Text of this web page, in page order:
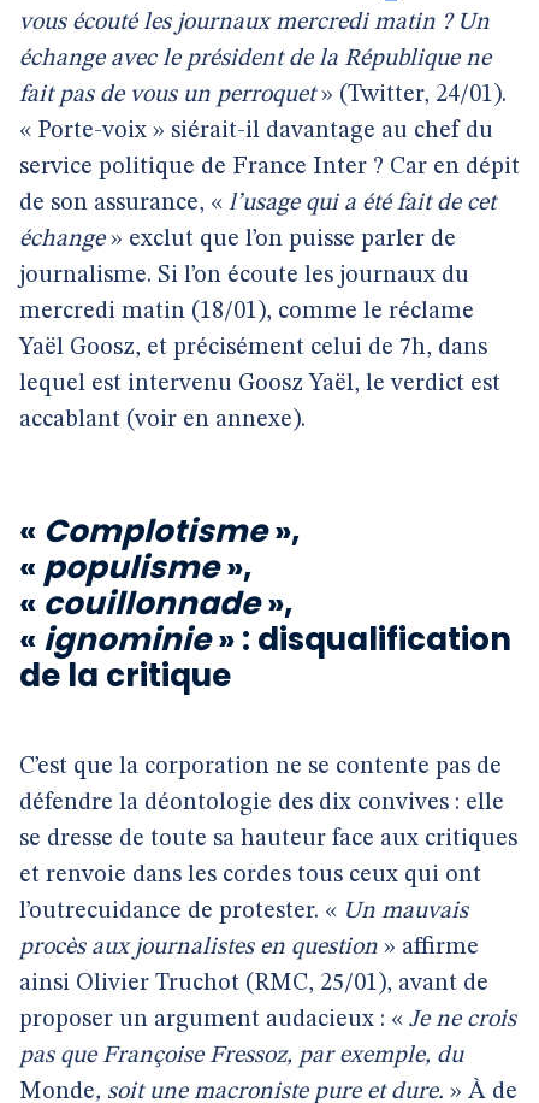
vous écouté les journaux mercredi matin ? Un
échange avec le président de la République ne
fait pas de vous un perroquet» (Twitter, 24/01).
« Porte-voix » siérait-il davantage au chef du
service politique de France Inter ? Car en dépit
de son assurance, « l’usage qui a été fait de cet
échange» exclut que l’on puisse parler de
journalisme. Si l’on écoute les journaux du
mercredi matin (18/01), comme le réclame
Yaël Goosz, et précisément celui de 7h, dans
lequel est intervenu Goosz Yaël, le verdict est
accablant (voir en annexe).
« Complotisme»,
«populisme»,
« couillonnade»,
«ignominie» : disqualification
de la critique
C’est que la corporation ne se contente pas de
défendre la déontologie des dix convives : elle
se dresse de toute sa hauteur face aux critiques
et renvoie dans les cordes tous ceux qui ont
l’outrecuidance de protester. « Un mauvais
procès aux journalistes en question » affirme
ainsi Olivier Truchot (RMC, 25/01), avant de
proposer un argument audacieux : « Je ne crois
pas que Françoise Fressoz, par exemple, du
Monde, soit une macroniste pure et dure. » À de